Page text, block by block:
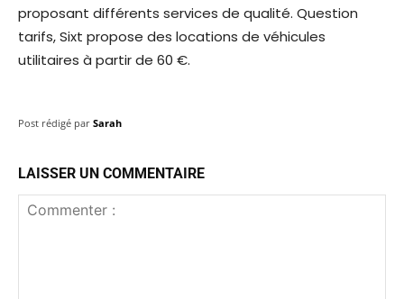
proposant différents services de qualité. Question
tarifs, Sixt propose des locations de véhicules
utilitaires à partir de 60 €.
Post rédigé par Sarah
LAISSER UN COMMENTAIRE